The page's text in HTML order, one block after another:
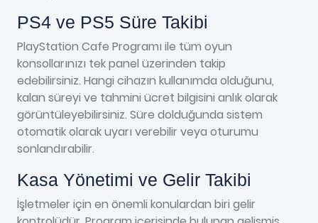
PS4 ve PS5 Süre Takibi
PlayStation Cafe Programı ile tüm oyun
konsollarınızı tek panel üzerinden takip
edebilirsiniz. Hangi cihazın kullanımda olduğunu,
kalan süreyi ve tahmini ücret bilgisini anlık olarak
görüntüleyebilirsiniz. Süre dolduğunda sistem
otomatik olarak uyarı verebilir veya oturumu
sonlandırabilir.
Kasa Yönetimi ve Gelir Takibi
İşletmeler için en önemli konulardan biri gelir